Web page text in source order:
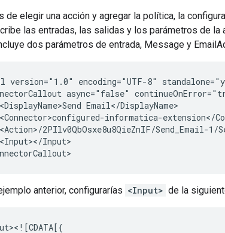
de elegir una acción y agregar la política, la
las entradas, las salidas y los parámetros de la
dos parámetros de entrada, Message y
version="1.0" encoding="UTF-8"
async="false"
<DisplayName>Send
<Input></Input>
anterior, configurarías <Input> de la